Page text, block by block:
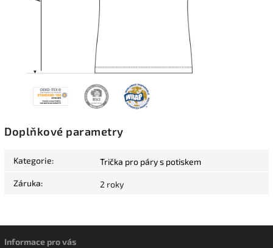
Doplňkové parametry
Kategorie: Trička pro páry s potiskem
Záruka: 2 roky
Informace pro vás